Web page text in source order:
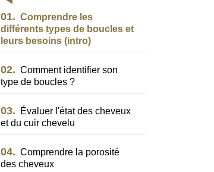
01. Comprendre les
différents types de boucles et
leurs besoins (intro)
02. Comment identifier son
type de boucles ?
03.
Évaluer l'état des cheveux
et du cuir chevelu
04. Comprendre la porosité
des cheveux